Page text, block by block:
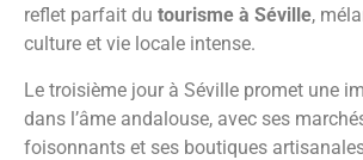
reflet parfait du tourisme à Séville,
culture et vie locale intense.
Le troisième jour à Séville promet une
dans l’âme andalouse, avec ses
foisonnants et ses boutiques